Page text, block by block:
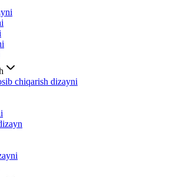
chiqarish dizayni